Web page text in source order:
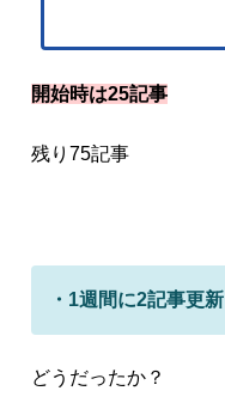
開始時は25記事
残り75記事
・1週間に2記事更新
どうだったか？